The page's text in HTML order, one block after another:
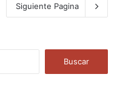
Siguiente Pagina